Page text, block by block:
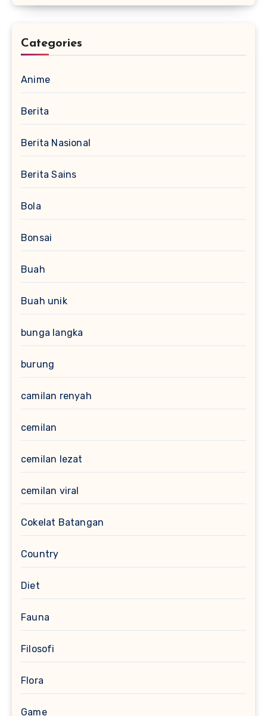
Categories
Anime
Berita
Berita Nasional
Berita Sains
Bola
Bonsai
Buah
Buah unik
bunga langka
burung
camilan renyah
cemilan
cemilan lezat
cemilan viral
Cokelat Batangan
Country
Diet
Fauna
Filosofi
Flora
Game